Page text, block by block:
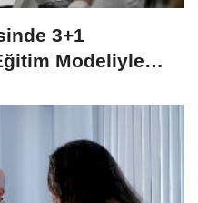
3+1
Modeliyle